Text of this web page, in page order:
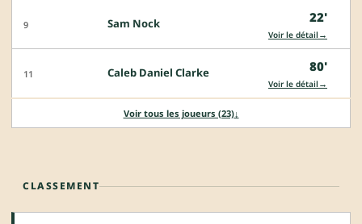
9 Sam Nock 22'
Voir le détail →
11 Caleb Daniel Clarke 80'
Voir le détail →
Voir tous les joueurs (23)↓
CLASSEMENT